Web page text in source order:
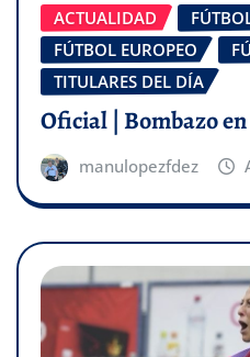
ACTUALIDAD
FÚTBOL EUROPEO
TITULARES DEL DÍA
Oficial | Bombazo
manulopezfdez